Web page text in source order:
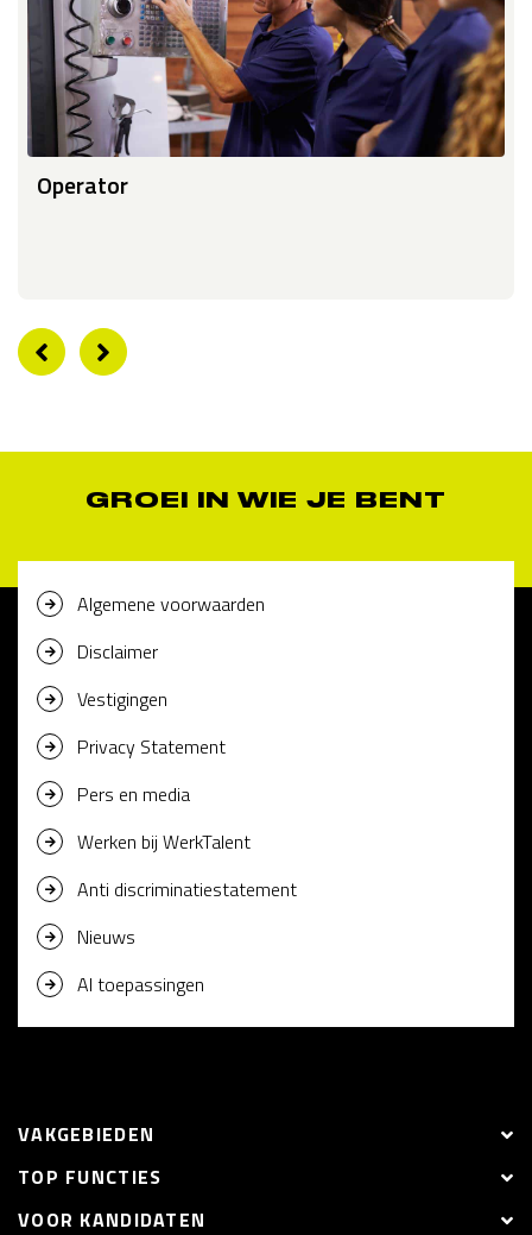
Operator
GROEI IN WIE JE BENT
Algemene voorwaarden
Disclaimer
Vestigingen
Privacy Statement
Pers en media
Werken bij WerkTalent
Anti discriminatiestatement
Nieuws
AI toepassingen
VAKGEBIEDEN
TOP FUNCTIES
VOOR KANDIDATEN